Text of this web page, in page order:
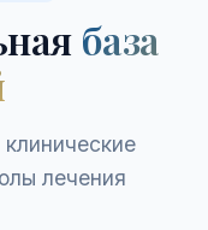
база
лечения